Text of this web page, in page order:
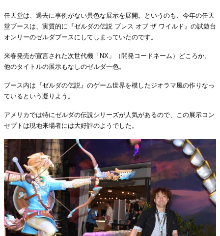
任天堂は、過去に事例がない異色な展示を展開。というのも、今年の任天
堂ブースは、実質的に『ゼルダの伝説 ブレス オブ ザ ワイルド』の試遊台
オンリーのゼルダブースにしてしまっていたのです。
来春発売が宣言された次世代機「NX」（開発コードネーム）どころか、
他のタイトルの展示もなしのゼルダ一色。
ブース内は『ゼルダの伝説』のゲーム世界を模したジオラマ風の作りなっ
ているという凝りよう。
アメリカでは特にゼルダの伝説シリーズが人気があるので、この展示コン
セプトは現地来場者には大好評のようでした。